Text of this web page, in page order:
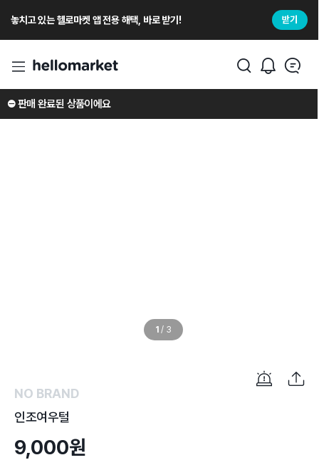
놓치고 있는 헬로마켓 앱 전용 해택, 바로 받기! 받기
1 / 3
⛔️ 판매 완료된 상품이에요
NO BRAND
인조여우털
9,000원